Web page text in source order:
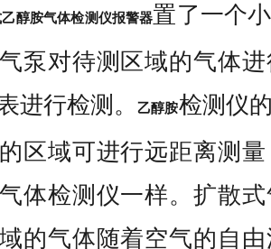
醇胺气体检测仪报警器置了一个
泵对待测区域的气体
进行检测。乙醇胺检测仪
区域可进行远距离测
体检测仪一样。扩散
的气体随着空气的自